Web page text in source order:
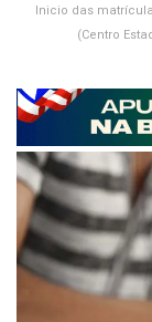
Inicio das
(Centro